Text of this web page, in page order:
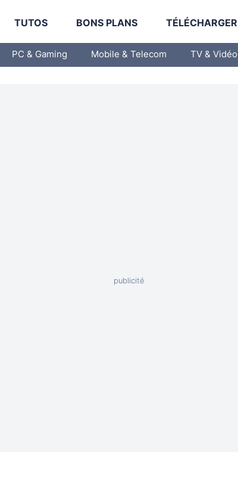
TUTOS BONS PLANS TÉLÉCHARGER
PC & Gaming Mobile & Telecom TV & Vidéo